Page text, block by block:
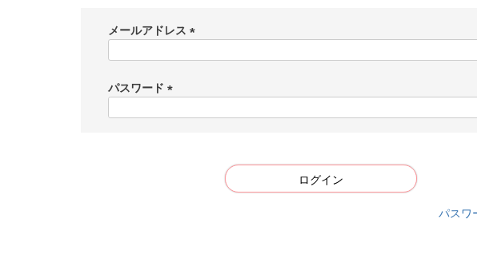
メールアドレス
)
パスワード
ログイン
パスワ